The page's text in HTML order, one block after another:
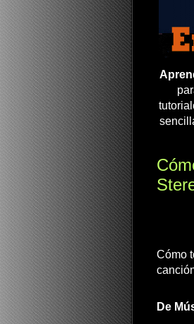
Cómo
De